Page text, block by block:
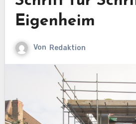
Eigenheim
Von Redaktion